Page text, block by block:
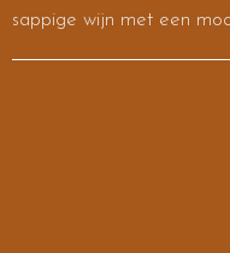
sappige wijn met een